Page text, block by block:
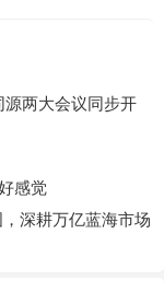
源两大会议同步开
感觉
深耕万亿蓝海市场